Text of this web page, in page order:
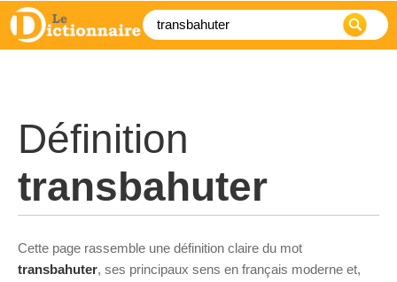
Définition
transbahuter
Cette page rassemble une définition claire du mot
transbahuter, ses principaux sens en français moderne et,